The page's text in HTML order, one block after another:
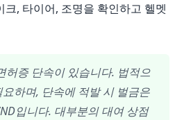
, 타이어, 조명을 확인하고 헬멧
허증 단속이 있습니다. 법적으
하며, 단속에 적발 시 벌금은
입니다. 대부분의 대여 상점